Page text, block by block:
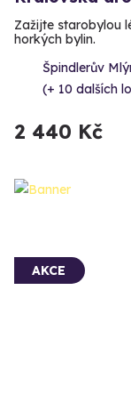
Zažijte starobylou
horkých bylin.
Špindlerův
(+ 10 dalších
2 440 Kč
AKCE